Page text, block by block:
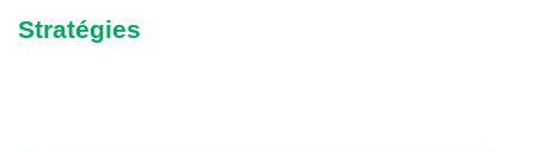
Stratégies